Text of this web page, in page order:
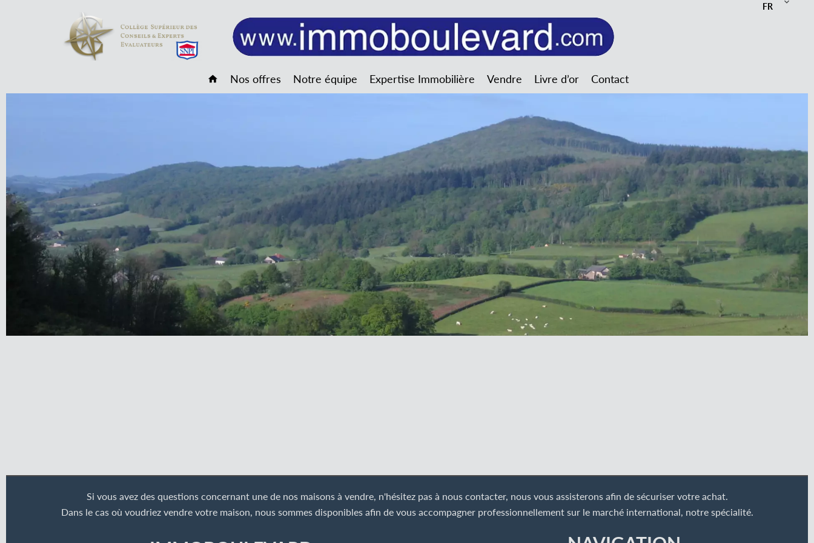
FR
Nos offres Notre équipe Expertise Immobilière Vendre Livre d’or Contact
Si vous avez des questions concernant une de nos maisons à vendre, n'hésitez pas à nous contacter, nous vous assisterons afin de sécuriser votre achat.
Dans le cas où voudriez vendre votre maison, nous sommes disponibles afin de vous accompagner professionnellement sur le marché international, notre spécialité.